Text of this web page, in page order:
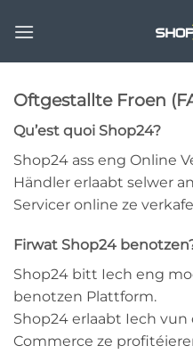
op
Oftgestallte Froen
Qu’est quoi Shop24?
Shop24 ass eng Online
Händler erlaabt selwer
Servicer online ze
Firwat Shop24
Shop24 bitt Iech eng
benotzen Plattform.
Shop24 erlaabt Iech
Commerce ze